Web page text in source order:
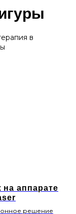
в
на аппарате
решение